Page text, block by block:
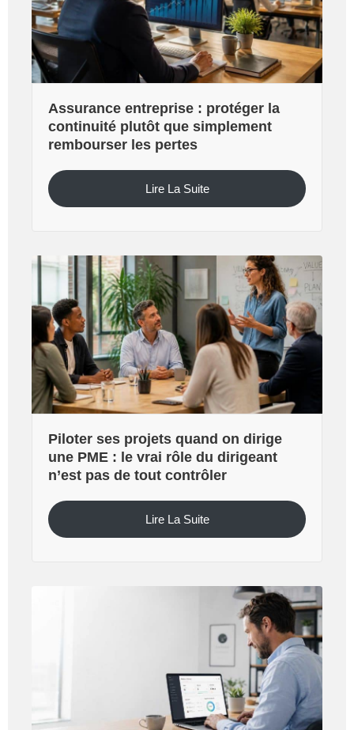
Assurance entreprise : protéger la
continuité plutôt que simplement
rembourser les pertes
Lire La Suite
Piloter ses projets quand on dirige
une PME : le vrai rôle du dirigeant
n’est pas de tout contrôler
Lire La Suite